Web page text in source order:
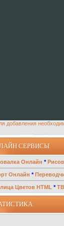
добавления
СЕРВИСЫ
Онлайн *
Онлайн *
Цветов HTML *